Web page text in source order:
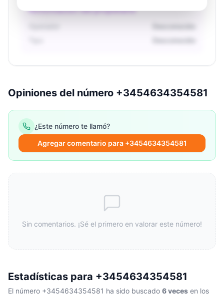
Información del propietario
Opiniones del número +3454634354581
¿Este número te llamó?
Agregar comentario para +3454634354581
Sin comentarios. ¡Sé el primero en valorar este número!
Estadísticas para +3454634354581
El número +3454634354581 ha sido buscado 6 veces en los